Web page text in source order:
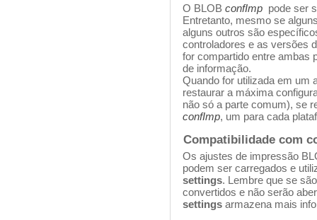
O BLOB confImp pode ser
Entretanto, mesmo se
alguns outros são
controladores e as versões
for compartido entre ambas
de informação.
Quando for utilizada em um
restaurar a máxima
não só a parte comum), se
confImp, um para cada
Compatibilidade com
Os ajustes de impressão
podem ser carregados e
settings. Lembre que se
convertidos e não serão
settings armazena mais